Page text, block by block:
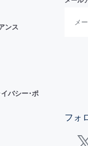
ンス
バシー･ポ
フォ